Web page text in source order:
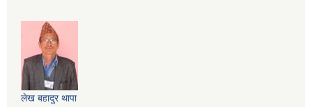
लेख बहादुर थापा